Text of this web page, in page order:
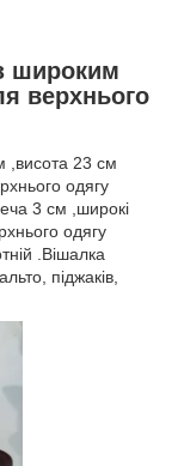
широким
верхнього
,висота 23 см
одягу
3 см ,широкі
одягу
.Вішалка
піджаків,